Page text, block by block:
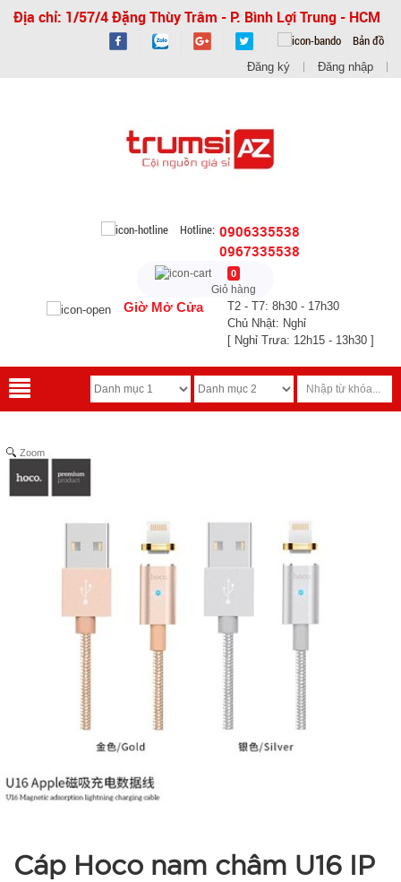
Địa chỉ: 1/57/4 Đặng Thùy Trâm - P. Bình Lợi Trung - HCM
Bản đồ
Đăng ký Đăng nhập
Hotline: 0906335538
0967335538
0
Giỏ hàng
Giờ Mở Cửa
T2 - T7: 8h30 - 17h30
Chủ Nhật: Nghỉ
[ Nghỉ Trưa: 12h15 - 13h30 ]
Zoom
Cáp Hoco nam châm U16 IP
20.000 đ
TÌNH